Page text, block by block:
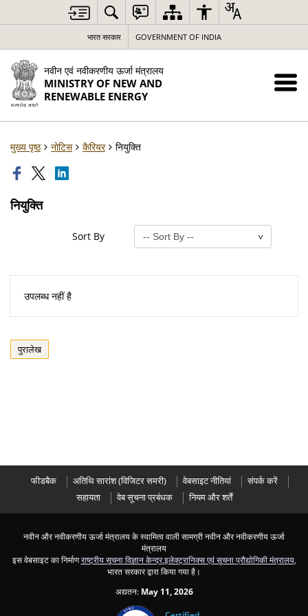
भारत सरकार GOVERNMENT OF INDIA
नवीन एवं नवीकरणीय ऊर्जा मंत्रालय
MINISTRY OF NEW AND
RENEWABLE ENERGY
मुख्य पृष्ठ नोटिस कैरियर नियुक्ति
नियुक्ति
Sort By
उपलब्ध नहीं है
पुरालेख
फीडबैक अतिथ‍ि सारांश (विज‍िटर समरी) वेबसाइट नीतियां
संपर्क करें
सहायता
वेब सूचना प्रबंधक नियम और शर्तें
नवीन और नवीकरणीय ऊर्जा मंत्रालय के स्‍वामित्‍व वाली सामग्री नवीन और नवीकरणीय ऊर्जा
मंत्रालय
इस वेबसाइट का निर्माणराष्ट्रीय सूचना विज्ञान केन्द्र,इलेक्ट्रानिक्स एवं सूचना प्रौद्योगिकी मंत्रालय,
भारत सरकार द्वारा किया गया है।
अद्यतन: May 11, 2026